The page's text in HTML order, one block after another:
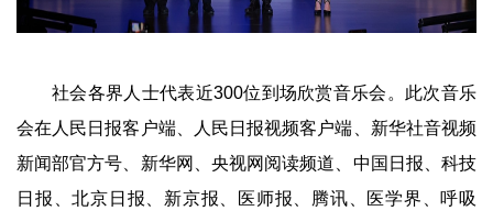
社会各界人士代表近300位到场欣赏音乐会。此次音乐
会在人民日报客户端、人民日报视频客户端、新华社音视频
新闻部官方号、新华网、央视网阅读频道、中国日报、科技
日报、北京日报、新京报、医师报、腾讯、医学界、呼吸